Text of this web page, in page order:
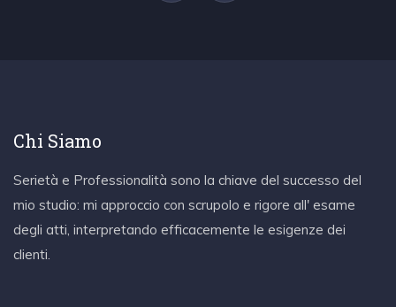
Chi Siamo
Serietà e Professionalità sono la chiave del successo del
mio studio: mi approccio con scrupolo e rigore all' esame
degli atti, interpretando efficacemente le esigenze dei
clienti.